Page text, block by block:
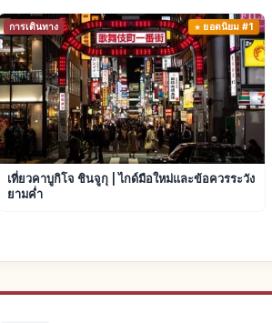
การเดินทาง ยอดนิยม #1
เที่ยวคาบูกิโจ ชินจูกุ | ไกด์มือใหม่และข้อควรระวัง
ยามค่ำ